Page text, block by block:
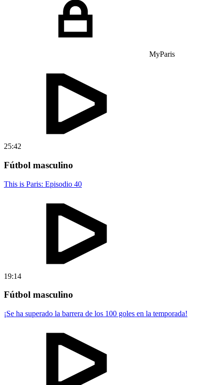
MyParis
25:42
Fútbol masculino
This is Paris: Episodio 40
19:14
Fútbol masculino
¡Se ha superado la barrera de los 100 goles en la temporada!